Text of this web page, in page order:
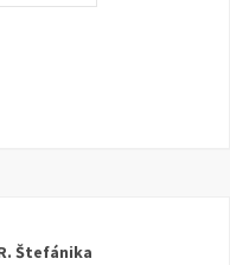
Štefánika